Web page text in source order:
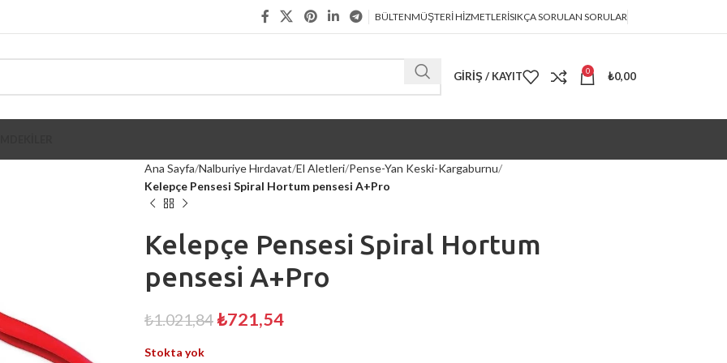
BÜLTENMÜŞTERİ HİZMETLERİSIKÇA SORULAN SORULAR
GIRIŞ / KAYIT 0 ₺0,00
Ana Sayfa Nalburiye Hırdavat El Aletleri Pense-Yan Keski-Kargaburnu
Kelepçe Pensesi Spiral Hortum pensesi A+Pro
Kelepçe Pensesi Spiral Hortum
pensesi A+Pro
₺1.021,84 ₺721,54
Stokta yok